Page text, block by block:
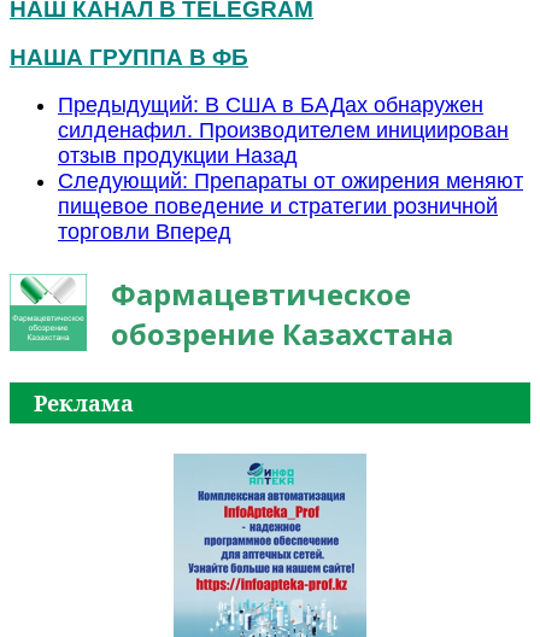
НАШ КАНАЛ В TELEGRAM
НАША ГРУППА В ФБ
Предыдущий: В США в БАДах обнаружен
силденафил. Производителем инициирован
отзыв продукции Назад
Следующий: Препараты от ожирения меняют
пищевое поведение и стратегии розничной
торговли Вперед
Фармацевтическое
обозрение Казахстана
Реклама